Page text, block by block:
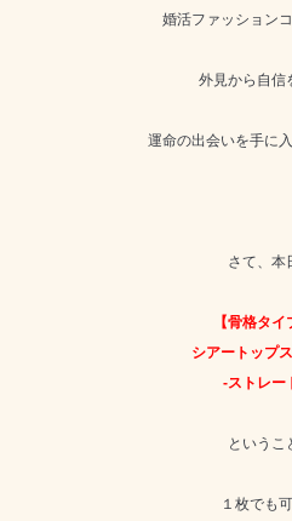
婚活ファッション
外見から自信
運命の出会いを手に
さて、本
【骨格タイ
シアートップ
-ストレー
というこ
１枚でも